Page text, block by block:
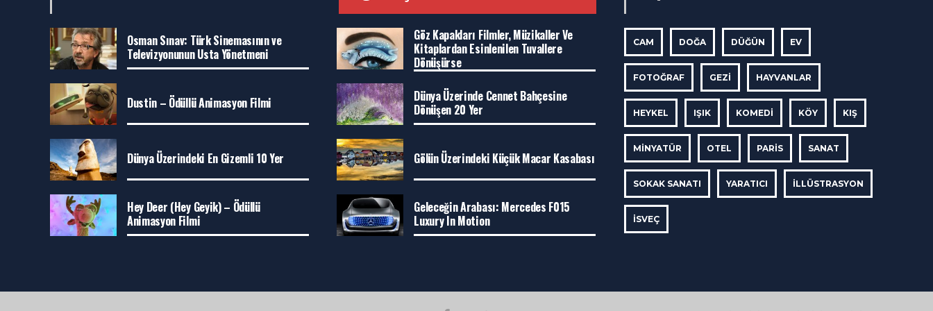
Osman Sınav: Türk Sinemasının ve
Televizyonunun Usta Yönetmeni
Dustin – Ödüllü Animasyon Filmi
Dünya Üzerindeki En Gizemli 10 Yer
Hey Deer (Hey Geyik) – Ödüllü
Animasyon Filmi
Göz Kapakları Filmler, Müzikaller Ve
Kitaplardan Esinlenilen Tuvallere
Dönüşürse
Dünya Üzerinde Cennet Bahçesine
Dönüşen 20 Yer
Gölün Üzerindeki Küçük Macar Kasabası
Geleceğin Arabası: Mercedes F015
Luxury In Motion
CAM DOĞA DÜĞÜN EV
FOTOĞRAF GEZI HAYVANLAR
HEYKEL IŞIK KOMEDI KÖY KIŞ
MINYATÜR OTEL PARIS SANAT
SOKAK SANATI YARATICI İLLÜSTRASYON
İSVEÇ